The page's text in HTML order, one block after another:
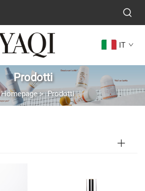
IT
Prodotti
Homepage>Prodotti